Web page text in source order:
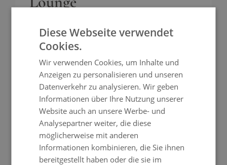
€ 209,99 ENTDECKEN
Diese Webseite verwendet
Cookies.
Wir verwenden Cookies, um Inhalte und
Anzeigen zu personalisieren und unseren
Datenverkehr zu analysieren. Wir geben
Informationen über Ihre Nutzung unserer
Website auch an unsere Werbe- und
Analysepartner weiter, die diese
möglicherweise mit anderen
Informationen kombinieren, die Sie ihnen
bereitgestellt haben oder die sie im